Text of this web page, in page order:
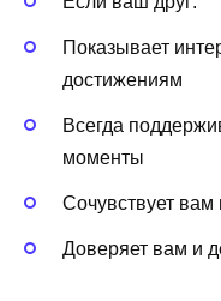
Показывает
достижениям
Всегда
моменты
Сочувствует вам
Доверяет вам и